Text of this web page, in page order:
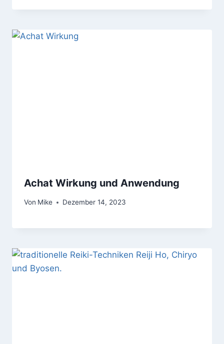
Achat Wirkung und Anwendung
Von Mike Dezember 14, 2023